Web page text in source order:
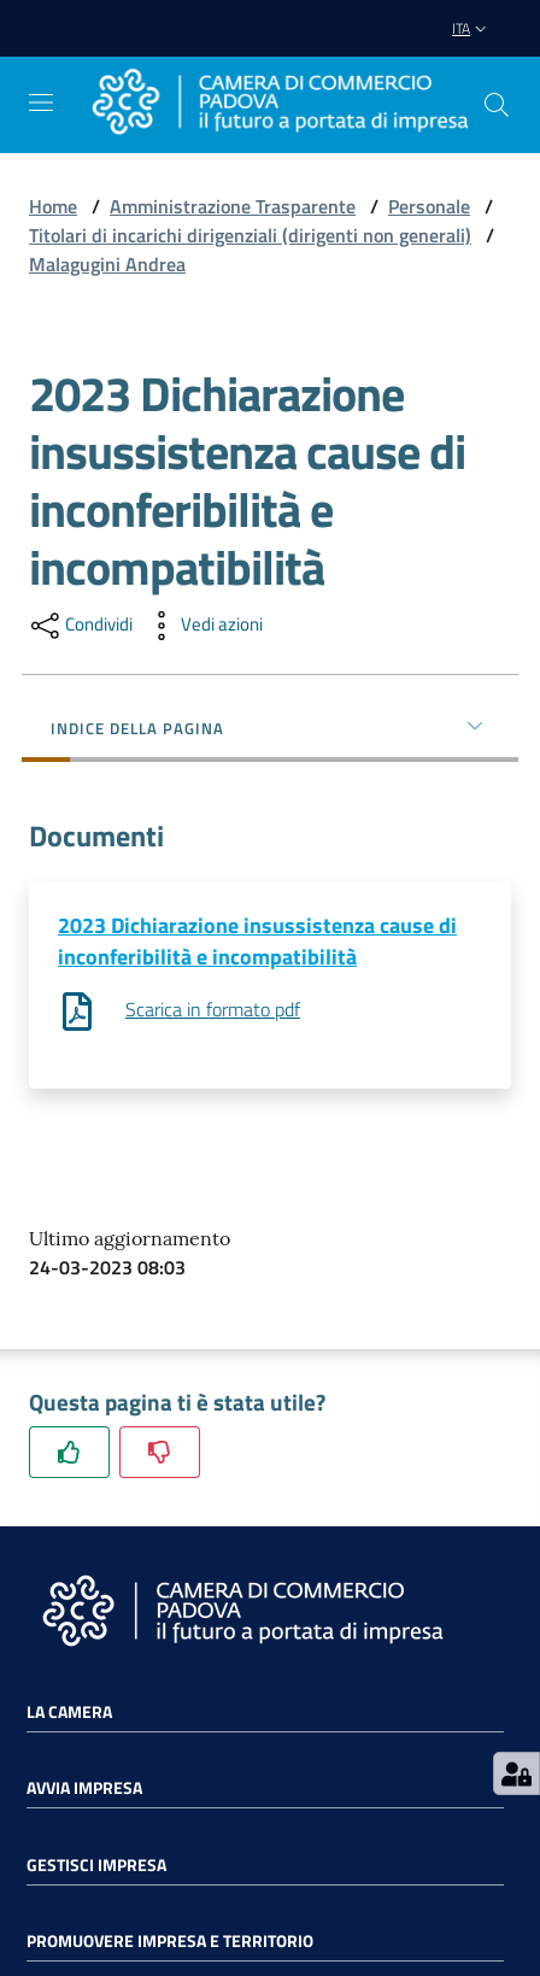
ITA
Avviare
Impresa
Impresa
Promuovere
Impresa
e
territorio
Tutelare
Consumatore
Camera
Prenota
zione
online
Contatti
tter
Sala
Home / Amministrazione Trasparente / Personale /
Titolari di incarichi dirigenziali (dirigenti non generali) /
Malagugini Andrea
Salta al contenuto
2023 Dichiarazione
insussistenza cause di
inconferibilità e
incompatibilità
Condividi Vedi azioni
INDICE DELLA PAGINA
Documenti
2023 Dichiarazione insussistenza cause di
inconferibilità e incompatibilità
Scarica in formato pdf
Ultimo aggiornamento
24-03-2023 08:03
Questa pagina ti è stata utile?
LA CAMERA
AVVIA IMPRESA
GESTISCI IMPRESA
PROMUOVERE IMPRESA E TERRITORIO